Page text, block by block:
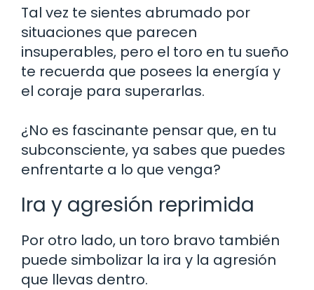
Tal vez te sientes abrumado por
situaciones que parecen
insuperables, pero el toro en tu sueño
te recuerda que posees la energía y
el coraje para superarlas.
¿No es fascinante pensar que, en tu
subconsciente, ya sabes que puedes
enfrentarte a lo que venga?
Ira y agresión reprimida
Por otro lado, un toro bravo también
puede simbolizar la ira y la agresión
que llevas dentro.